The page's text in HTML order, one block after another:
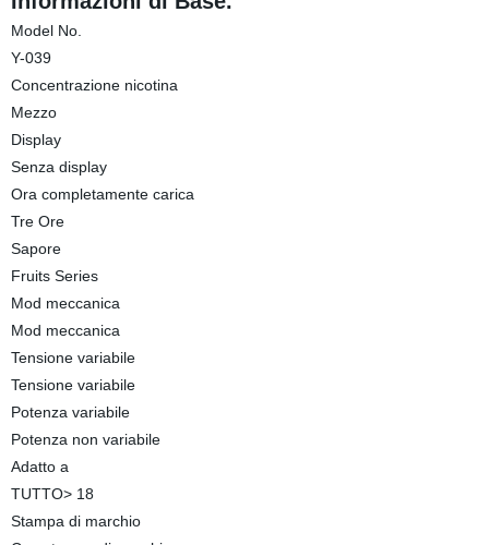
Model No.
Y-039
Concentrazione nicotina
Mezzo
Display
Senza display
Ora completamente carica
Tre Ore
Sapore
Fruits Series
Mod meccanica
Mod meccanica
Tensione variabile
Tensione variabile
Potenza variabile
Potenza non variabile
Adatto a
TUTTO> 18
Stampa di marchio